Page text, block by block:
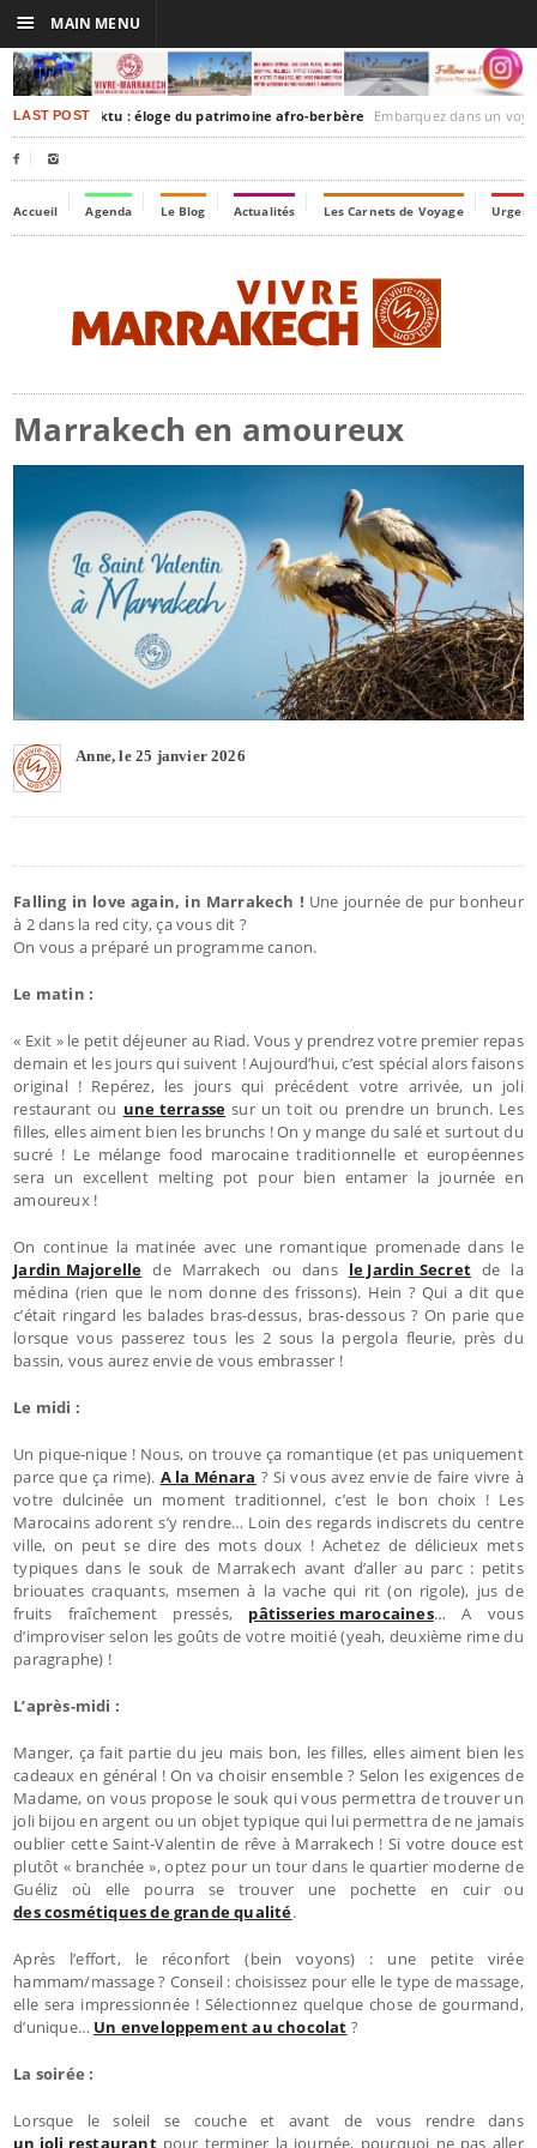
LAST POSTTimbuktu : éloge du patrimoine afro-berbère Embarquez dans un voyage culturel dans le
 
Accueil Agenda Le Blog Actualités Les Carnets de Voyage
Marrakech en amoureux
Anne, le 25 janvier 2026
Falling in love again, in Marrakech ! Une journée de pur bonheur
à 2 dans la red city, ça vous dit ?
On vous a préparé un programme canon.
Le matin :
« Exit » le petit déjeuner au Riad. Vous y prendrez votre premier repas
demain et les jours qui suivent ! Aujourd’hui, c’est spécial alors faisons
original ! Repérez, les jours qui précédent votre arrivée, un joli
restaurant ou une terrasse sur un toit ou prendre un brunch. Les
filles, elles aiment bien les brunchs ! On y mange du salé et surtout du
sucré ! Le mélange food marocaine traditionnelle et européennes
sera un excellent melting pot pour bien entamer la journée en
amoureux !
On continue la matinée avec une romantique promenade dans le
Jardin Majorelle de Marrakech ou dans le Jardin Secretde la
médina (rien que le nom donne des frissons). Hein ? Qui a dit que
c’était ringard les balades bras-dessus, bras-dessous ? On parie que
lorsque vous passerez tous les 2 sous la pergola fleurie, près du
bassin, vous aurez envie de vous embrasser !
Le midi :
Un pique-nique ! Nous, on trouve ça romantique (et pas uniquement
parce que ça rime). A la Ménara ? Si vous avez envie de faire vivre à
votre dulcinée un moment traditionnel, c’est le bon choix ! Les
Marocains adorent s’y rendre… Loin des regards indiscrets du centre
ville, on peut se dire des mots doux ! Achetez de délicieux mets
typiques dans le souk de Marrakech avant d’aller au parc : petits
briouates craquants, msemen à la vache qui rit (on rigole), jus de
fruits fraîchement pressés, pâtisseries marocaines… A vous
d’improviser selon les goûts de votre moitié (yeah, deuxième rime du
paragraphe) !
L’après-midi :
Manger, ça fait partie du jeu mais bon, les filles, elles aiment bien les
cadeaux en général ! On va choisir ensemble ? Selon les exigences de
Madame, on vous propose le souk qui vous permettra de trouver un
joli bijou en argent ou un objet typique qui lui permettra de ne jamais
oublier cette Saint-Valentin de rêve à Marrakech ! Si votre douce est
plutôt « branchée », optez pour un tour dans le quartier moderne de
Guéliz où elle pourra se trouver une pochette en cuir ou
des cosmétiques de grande qualité.
Après l’effort, le réconfort (bein voyons) : une petite virée
hammam/massage ? Conseil : choisissez pour elle le type de massage,
elle sera impressionnée ! Sélectionnez quelque chose de gourmand,
d’unique… Un enveloppement au chocolat ?
La soirée :
Lorsque le soleil se couche et avant de vous rendre dans
un joli restaurantpour terminer la journée, pourquoi ne pas aller
☰ MAIN MENU